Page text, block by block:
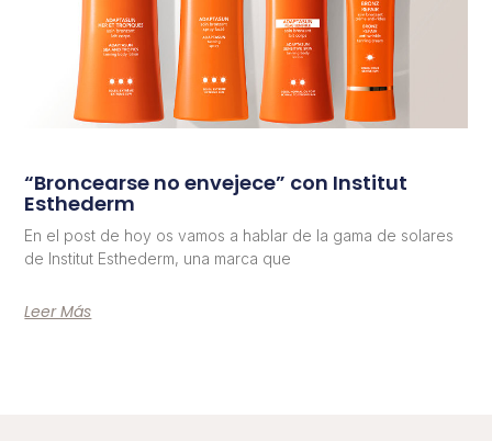
“Broncearse no envejece” con Institut
Esthederm
En el post de hoy os vamos a hablar de la gama de solares
de Institut Esthederm, una marca que
Leer Más